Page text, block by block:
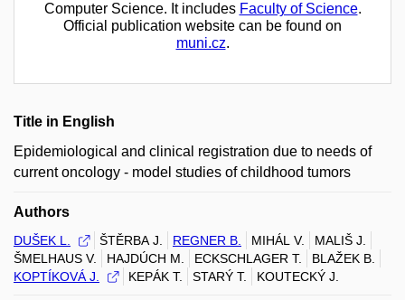
Computer Science. It includes Faculty of Science.
Official publication website can be found on
muni.cz.
Title in English
Epidemiological and clinical registration due to needs of
current oncology - model studies of childhood tumors
Authors
DUŠEK L. ŠTĚRBA J. REGNER B. MIHÁL V.
MALIŠ J.
ŠMELHAUS V.
HAJDÚCH M. ECKSCHLAGER T.
BLAŽEK B.
KOPTÍKOVÁ J.
KEPÁK T. STARÝ T. KOUTECKÝ J.